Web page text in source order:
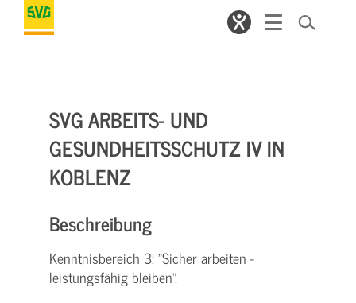
SVG ARBEITS- UND
GESUNDHEITSSCHUTZ IV IN
KOBLENZ
Beschreibung
Kenntnisbereich 3: "Sicher arbeiten -
leistungsfähig bleiben".